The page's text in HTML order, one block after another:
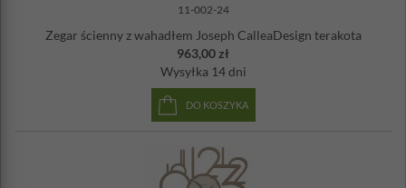
11-002-24
Zegar ścienny z wahadłem Joseph CalleaDesign terakota
963,00 zł
Wysyłka 14 dni
DO KOSZYKA